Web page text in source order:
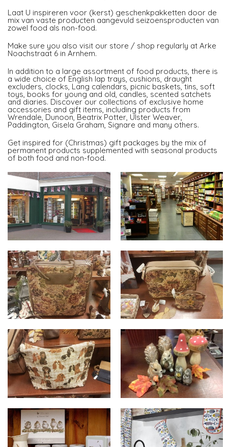
Laat U inspireren voor (kerst) geschenkpakketten door de
mix van vaste producten aangevuld seizoensproducten van
zowel food als non-food.
Make sure you also visit our store / shop regularly at Arke
Noachstraat 6 in Arnhem.
In addition to a large assortment of food products, there is
a wide choice of English lap trays, cushions, draught
excluders, clocks, Lang calendars, picnic baskets, tins, soft
toys, books for young and old, candles, scented satchets
and diaries. Discover our collections of exclusive home
accessories and gift items, including products from
Wrendale, Dunoon, Beatrix Potter, Ulster Weaver,
Paddington, Gisela Graham, Signare and many others.
Get inspired for (Christmas) gift packages by the mix of
permanent products supplemented with seasonal products
of both food and non-food.